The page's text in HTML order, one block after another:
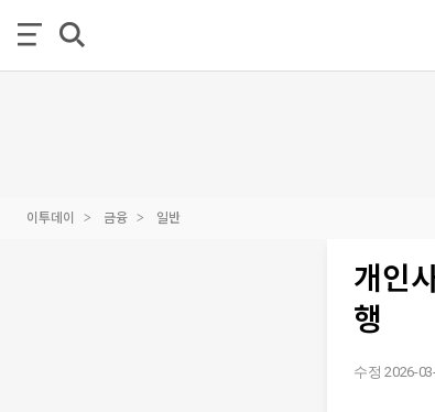
이투데이 금융 일반
개인
행
수정 2026-